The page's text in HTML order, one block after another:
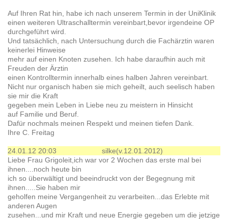
Auf Ihren Rat hin, habe ich nach unserem Termin in der UniKlinik
einen weiteren Ultraschalltermin vereinbart,bevor irgendeine OP
durchgeführt wird.
Und tatsächlich, nach Untersuchung durch die Fachärztin waren
keinerlei Hinweise
mehr auf einen Knoten zusehen. Ich habe daraufhin auch mit
Freuden der Ärztin
einen Kontrolltermin innerhalb eines halben Jahren vereinbart.
Nicht nur organisch haben sie mich geheilt, auch seelisch haben
sie mir die Kraft
gegeben mein Leben in Liebe neu zu meistern in Hinsicht
auf Familie und Beruf.
Dafür nochmals meinen Respekt und meinen tiefen Dank.
Ihre C. Freitag
24.01.12 20:03
silke(v.12.01.2012)
Liebe Frau Grigoleit,ich war vor 2 Wochen das erste mal bei
ihnen....noch heute bin
ich so überwältigt und beeindruckt von der Begegnung mit
ihnen.....Sie haben mir
geholfen meine Vergangenheit zu verarbeiten...das Erlebte mit
anderen Augen
zusehen...und mir Kraft und neue Energie gegeben um die jetzige